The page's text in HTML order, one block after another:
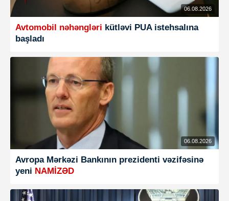
06.08.2026
Avtomobil nəhəngləri kütləvi PUA istehsalına
başladı
06.08.2026
Avropa Mərkəzi Bankının prezidenti vəzifəsinə
yeni NAMİZƏD